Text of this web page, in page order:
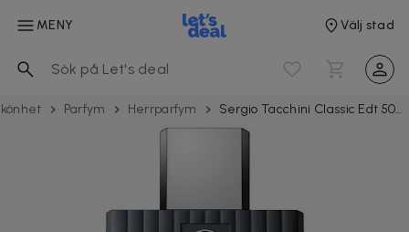
MENY Välj stad
Parfym Herrparfym Sergio Tacchini Classic Edt 50ml